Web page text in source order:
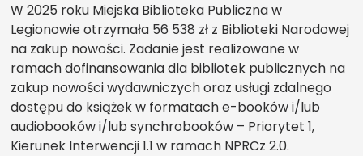
W 2025 roku Miejska Biblioteka Publiczna w
Legionowie otrzymała 56 538 zł z Biblioteki Narodowej
na zakup nowości. Zadanie jest realizowane w
ramach dofinansowania dla bibliotek publicznych na
zakup nowości wydawniczych oraz usługi zdalnego
dostępu do książek w formatach e-booków i/lub
audiobooków i/lub synchrobooków – Priorytet 1,
Kierunek Interwencji 1.1 w ramach NPRCz 2.0.